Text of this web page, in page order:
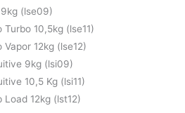
(lse09)
10,5kg (lse11)
12kg (lse12)
9kg (lsi09)
10,5 Kg (lsi11)
Load 12kg (lst12)